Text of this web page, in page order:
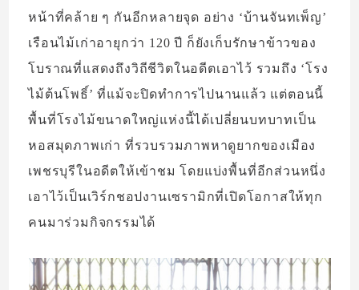
หน้าที่คล้าย ๆ กันอีกหลายจุด อย่าง ‘บ้านจันทเพ็ญ’
เรือนไม้เก่าอายุกว่า 120 ปี ก็ยังเก็บรักษาข้าวของ
โบราณที่แสดงถึงวิถีชีวิตในอดีตเอาไว้ รวมถึง ‘โรง
ไม้ต้นโพธิ์’ ที่แม้จะปิดทำการไปนานแล้ว แต่ตอนนี้
พื้นที่โรงไม้ขนาดใหญ่แห่งนี้ได้เปลี่ยนบทบาทเป็น
หอสมุดภาพเก่า ที่รวบรวมภาพหาดูยากของเมือง
เพชรบุรีในอดีตให้เข้าชม โดยแบ่งพื้นที่อีกส่วนหนึ่ง
เอาไว้เป็นเวิร์กชอปงานเซรามิกที่เปิดโอกาสให้ทุก
คนมาร่วมกิจกรรมได้